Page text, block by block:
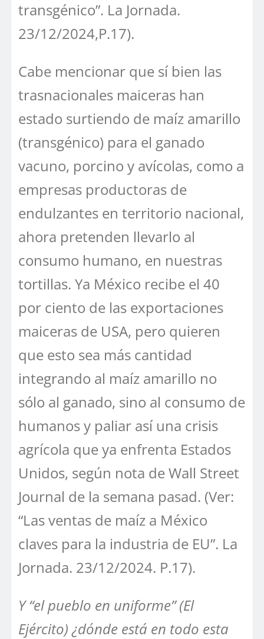
transgénico”. La Jornada.
23/12/2024,P.17).
Cabe mencionar que sí bien las
trasnacionales maiceras han
estado surtiendo de maíz amarillo
(transgénico) para el ganado
vacuno, porcino y avícolas, como a
empresas productoras de
endulzantes en territorio nacional,
ahora pretenden llevarlo al
consumo humano, en nuestras
tortillas. Ya México recibe el 40
por ciento de las exportaciones
maiceras de USA, pero quieren
que esto sea más cantidad
integrando al maíz amarillo no
sólo al ganado, sino al consumo de
humanos y paliar así una crisis
agrícola que ya enfrenta Estados
Unidos, según nota de Wall Street
Journal de la semana pasad. (Ver:
“Las ventas de maíz a México
claves para la industria de EU”. La
Jornada. 23/12/2024. P.17).
Y “el pueblo en uniforme” (El
Ejército) ¿dónde está en todo esta